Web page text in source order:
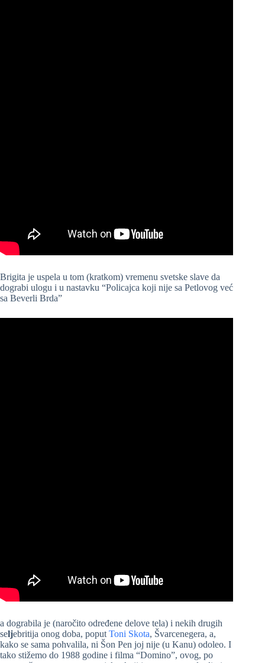
Brigita je uspela u tom (kratkom) vremenu svetske slave da
dograbi ulogu i u nastavku “Policajca koji nije sa Petlovog već
sa Beverli Brda”
a dograbila je (naročito određene delove tela) i nekih drugih
seljebritija onog doba, poput Toni Skota, Švarcenegera, a,
kako se sama pohvalila, ni Šon Pen joj nije (u Kanu) odoleo. I
tako stižemo do 1988 godine i filma “Domino”, ovog, po